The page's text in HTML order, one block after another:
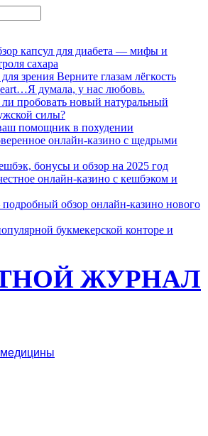
капсул для диабета — мифы и
сахара
зрения Верните глазам лёгкость
думала, у нас любовь.
пробовать новый натуральный
силы?
помощник в похудении
онлайн-казино с щедрыми
бонусы и обзор на 2025 год
онлайн-казино с кешбэком и
обзор онлайн-казино нового
букмекерской конторе и
ЖУРНАЛ